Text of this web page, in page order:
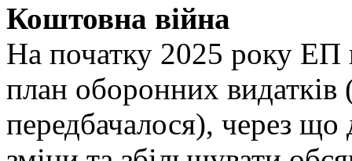
Коштовна війна
На початку 2025 року ЕП
план оборонних видатків
передбачалося), через